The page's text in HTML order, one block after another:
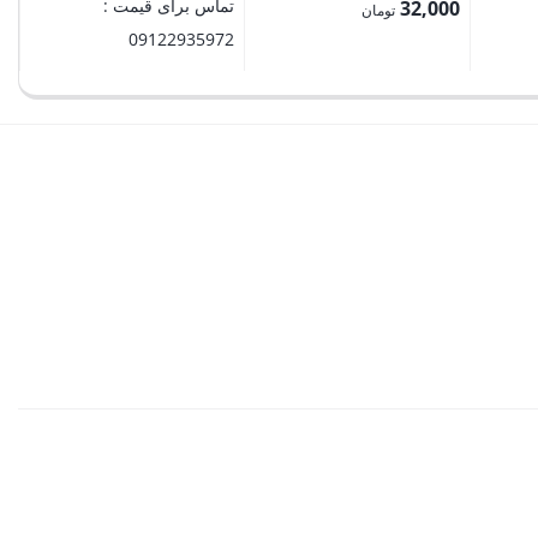
32,000 تومان
تماس برای قیمت :
09122935972